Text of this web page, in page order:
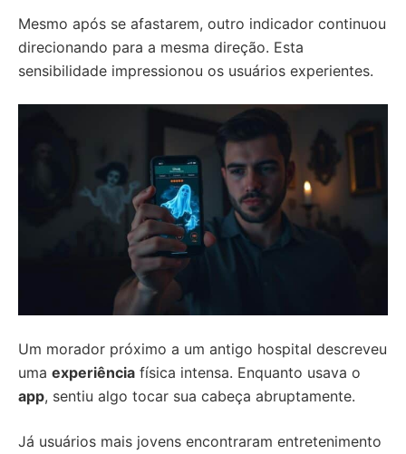
Mesmo após se afastarem, outro indicador continuou
direcionando para a mesma direção. Esta
sensibilidade impressionou os usuários experientes.
Um morador próximo a um antigo hospital descreveu
uma experiência física intensa. Enquanto usava o
app, sentiu algo tocar sua cabeça abruptamente.
Já usuários mais jovens encontraram entretenimento